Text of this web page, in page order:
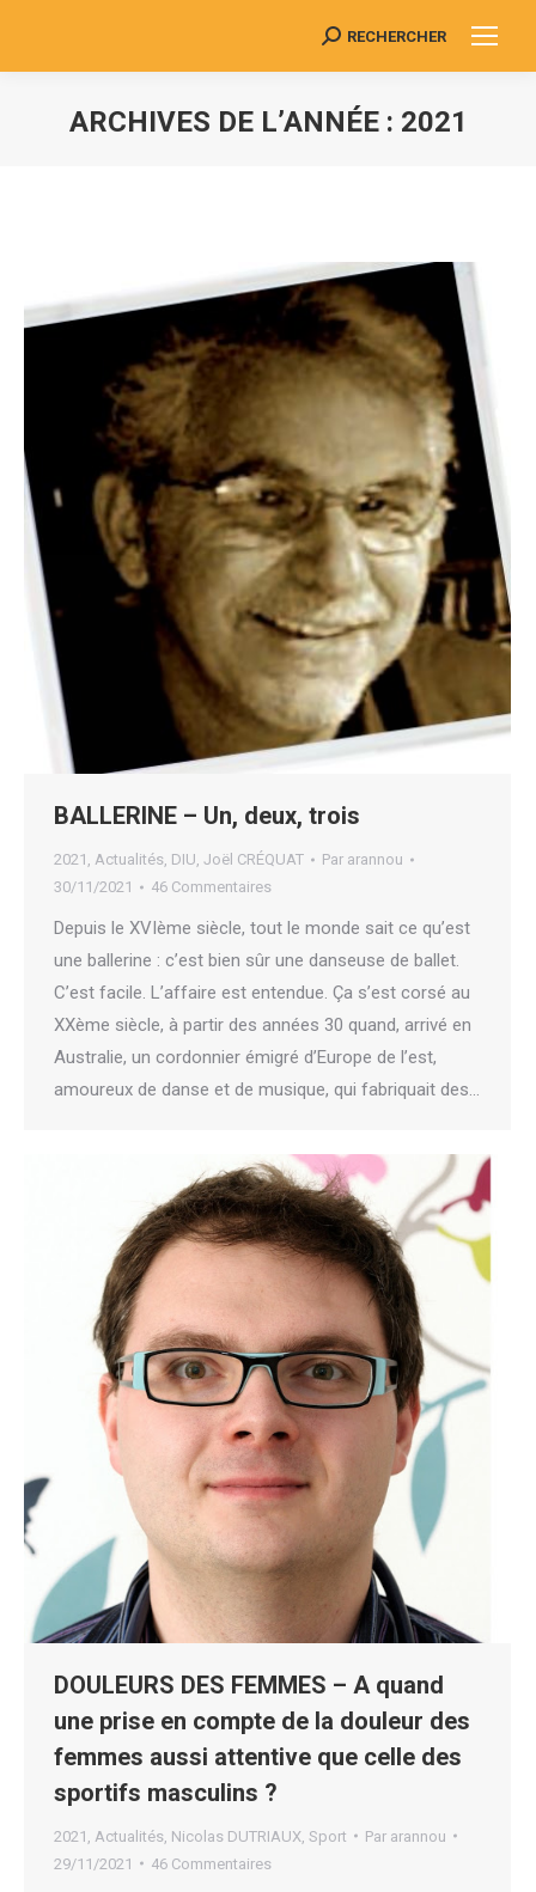
Search:
RECHERCHER
ARCHIVES DE L’ANNÉE : 2021
BALLERINE – Un, deux, trois
2021 , Actualités, DIU, Joël CRÉQUAT Par arannou
30/11/2021
46 Commentaires
Depuis le XVIème siècle, tout le monde sait ce qu’est
une ballerine : c’est bien sûr une danseuse de ballet.
C’est facile. L’affaire est entendue. Ça s’est corsé au
XXème siècle, à partir des années 30 quand, arrivé en
Australie, un cordonnier émigré d’Europe de l’est,
amoureux de danse et de musique, qui fabriquait des…
DOULEURS DES FEMMES – A quand
une prise en compte de la douleur des
femmes aussi attentive que celle des
sportifs masculins ?
2021 Actualités Nicolas DUTRIAUX Sport Par arannou
29/11/2021
46 Commentaires